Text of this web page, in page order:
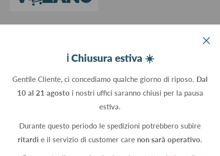
ℹ️ Chiusura estiva ☀️
Gentile Cliente, ci concediamo qualche giorno di riposo. Dal
10 al 21 agosto i nostri uffici saranno chiusi per la pausa
estiva.
Durante questo periodo le spedizioni potrebbero subire
ritardi e il servizio di customer care non sarà operativo.
C.Fisc. P.IVA 09934830960
Seguici
Accettiamo